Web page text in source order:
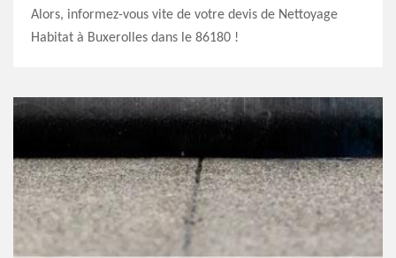
Alors, informez-vous vite de votre devis de Nettoyage
Habitat à Buxerolles dans le 86180 !